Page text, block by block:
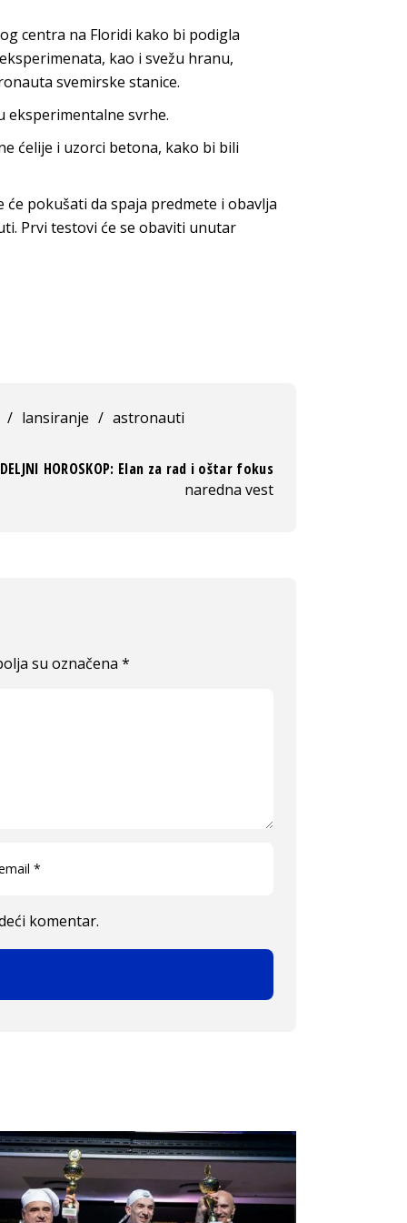
centra na Floridi kako bi podigla
kao i svežu hranu,
svemirske stanice.
eksperimentalne svrhe.
ćelije i uzorci betona, kako bi bili
pokušati da spaja predmete i obavlja
Prvi testovi će se obaviti unutar
/ lansiranje / astronauti
HOROSKOP: Elan za rad i oštar fokus
naredna vest
su označena *
komentar.